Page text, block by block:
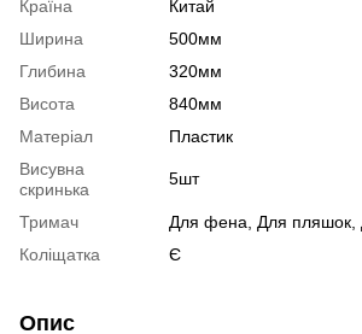
Країна
Китай
Ширина
500мм
Глибина
320мм
Висота
840мм
Матеріал
Пластик
Висувна
скринька
5шт
Тримач
Для фена, Для пляшок,
Коліщатка
Є
Опис